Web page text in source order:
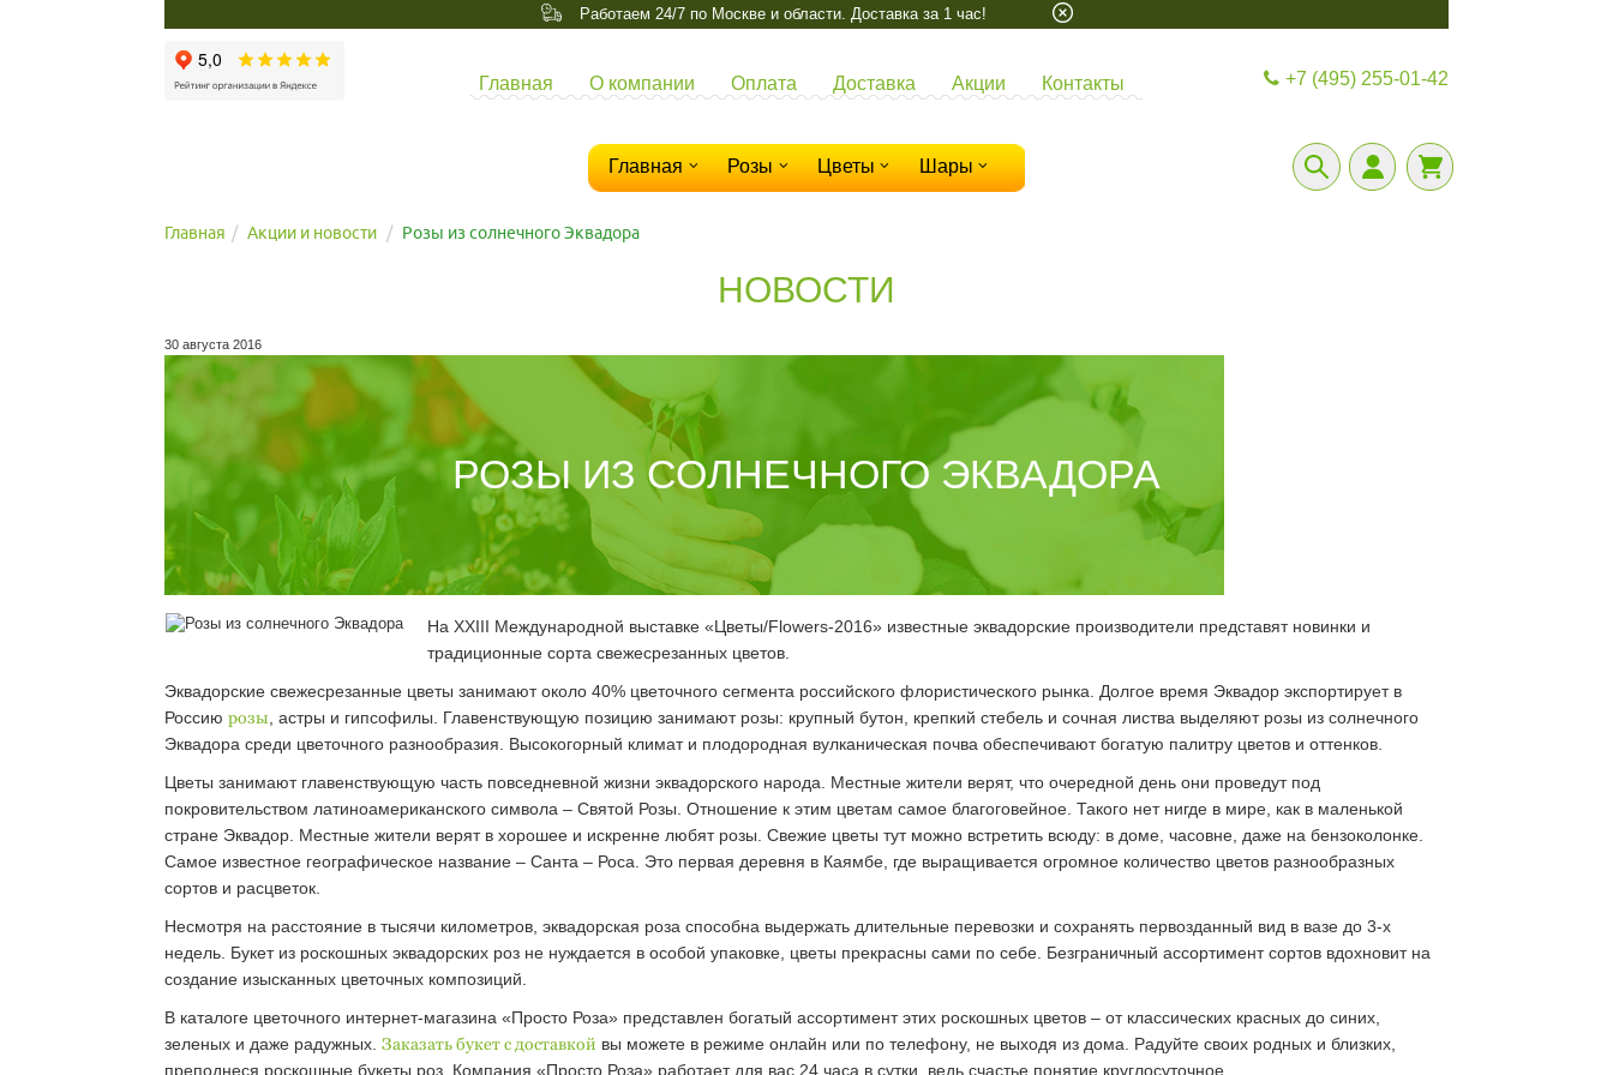
Работаем 24/7 по Москве и области. Доставка за 1 час!
Главная О компании Оплата Доставка Акции Контакты
Главная Розы Цветы Шары
+7 (495) 255-01-42
Главная Акции и новости Розы из солнечного Эквадора
НОВОСТИ
30 августа 2016
РОЗЫ ИЗ СОЛНЕЧНОГО ЭКВАДОРА
На XXIII Международной выставке «Цветы/Flowers-2016» известные эквадорские производители представят новинки и
традиционные сорта свежесрезанных цветов.
Эквадорские свежесрезанные цветы занимают около 40% цветочного сегмента российского флористического рынка. Долгое время Эквадор экспортирует в
Россию розы , астры и гипсофилы. Главенствующую позицию занимают розы: крупный бутон, крепкий стебель и сочная листва выделяют розы из солнечного
Эквадора среди цветочного разнообразия. Высокогорный климат и плодородная вулканическая почва обеспечивают богатую палитру цветов и оттенков.
Цветы занимают главенствующую часть повседневной жизни эквадорского народа. Местные жители верят, что очередной день они проведут под
покровительством латиноамериканского символа – Святой Розы. Отношение к этим цветам самое благоговейное. Такого нет нигде в мире, как в маленькой
стране Эквадор. Местные жители верят в хорошее и искренне любят розы. Свежие цветы тут можно встретить всюду: в доме, часовне, даже на бензоколонке.
Самое известное географическое название – Санта – Роса. Это первая деревня в Каямбе, где выращивается огромное количество цветов разнообразных
сортов и расцветок.
Несмотря на расстояние в тысячи километров, эквадорская роза способна выдержать длительные перевозки и сохранять первозданный вид в вазе до 3-х
недель. Букет из роскошных эквадорских роз не нуждается в особой упаковке, цветы прекрасны сами по себе. Безграничный ассортимент сортов вдохновит на
создание изысканных цветочных композиций.
В каталоге цветочного интернет-магазина «Просто Роза» представлен богатый ассортимент этих роскошных цветов – от классических красных до синих,
зеленых и даже радужных. Заказать букет с доставкой вы можете в режиме онлайн или по телефону, не выходя из дома. Радуйте своих родных и близких,
преподнеся роскошные букеты роз. Компания «Просто Роза» работает для вас 24 часа в сутки, ведь счастье понятие круглосуточное.